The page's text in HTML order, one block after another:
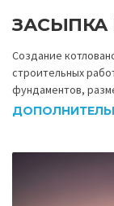
ЗАСЫПКА
Создание
строительных
фундаментов,